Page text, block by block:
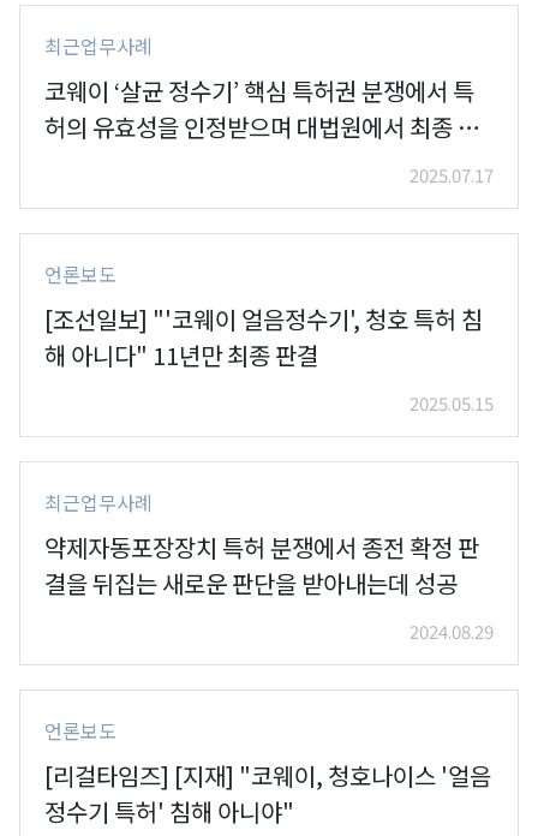
최근업무사례
코웨이 ‘살균 정수기’ 핵심 특허권 분쟁에서 특
허의 유효성을 인정받으며 대법원에서 최종 승
2025.07.17
언론보도
[조선일보] "'코웨이 얼음정수기', 청호 특허 침
해 아니다" 11년만 최종 판결
2025.05.15
최근업무사례
약제자동포장장치 특허 분쟁에서 종전 확정 판
결을 뒤집는 새로운 판단을 받아내는데 성공
2024.08.29
언론보도
[리걸타임즈] [지재] "코웨이, 청호나이스 '얼음
정수기 특허' 침해 아니야"